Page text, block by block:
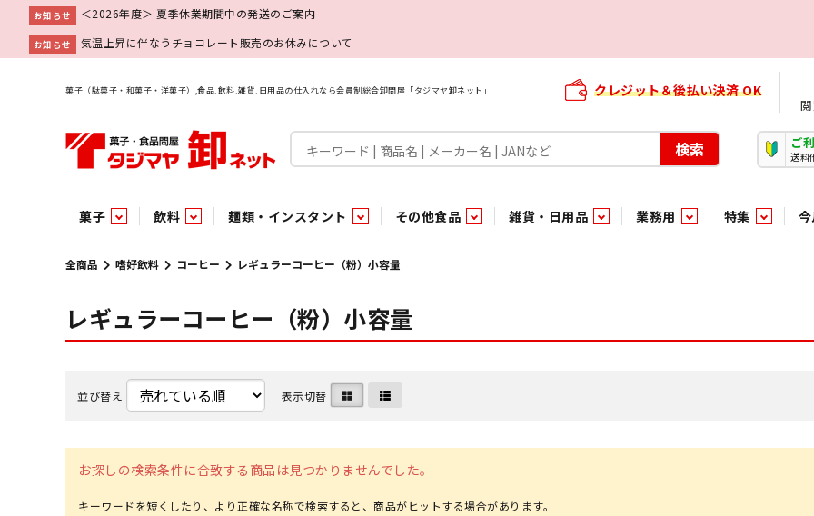
お知らせ ＜2026年度＞ 夏季休業期間中の発送のご案内
お知らせ 気温上昇に伴なうチョコレート販売のお休みについて
菓子（駄菓子・和菓子・洋菓子）,食品.飲料.雑貨.日用品の仕入れなら会員制総合卸問屋「タジマヤ卸ネット」 クレジット＆後払い決済 OK
検索 ご
送料
菓子
菓子 パン・生菓子
チョコレート 袋チョコ ポケット ガム 飴・キャンディ
焼き菓子
半生菓子 ポリドリンク／ゼリー 豆菓子 珍味 吊下げ専用品 輸入品 駄菓子 その他菓子
飲料
飲料水 嗜好飲料 チルド飲料・デザート
炭酸飲料 濃縮・乳酸・乳飲料 コーヒー飲料 紅茶・ココア飲料
ミキサー飲料
医薬部外品 低アルコール飲料 その他飲料水
麺類・インスタント
麺類 インスタント
乾麺 即席麺 袋 即席麺 カップ パスタ パスタソース
その他食品
調味料 ビン・缶詰 乾物 嗜好食品 パン・生菓子
砂糖 甘味料 塩 味噌 醤油 つゆ たれ
みりん風調味料
香辛料
雑貨・日用品
雑貨 ペット関連 業務用非食品
洗剤 ヘアケア スキンケア 浴用剤 口中衛生用品
トイレ用品
洗濯用品 小物家具 傘・袋物 履き物 家庭消耗雑貨 軽衣料 台所用品 清掃用品 電気関
業務用
業務用 業務用非食品
めん類・缶詰・びん詰・惣菜・乾物・その他（業務用）
特集
特集
駄菓子特集 切って使える！つり下げ４連・5連菓子
当たり・占い付きのラッキーお菓子
タジマヤ オリジナル商品（PB） おすすめ・イチオシ商品
今月の特売
調味料 インスタント ビン・缶詰 麺類 乾物
青果
ペット関連 雑貨 業務用非食品 業務用 チルド飲料・デザート 和日配 日配調理加工品
新商品
調味料 インスタント ビン・缶詰 麺類 乾物
青果
ペット関連 雑貨 業務用非食品 業務用 チルド飲料・デザート 和日配 日配調理加工品
あ行 か行 さ行 た行 な行 は行
あ う え お
全商品 嗜好飲料 コーヒー レギュラーコーヒー（粉）小容量
レギュラーコーヒー（粉）小容量
並び替え 表示切替
お探しの検索条件に合致する商品は見つかりませんでした。
キーワードを短くしたり、より正確な名称で検索すると、商品がヒットする場合があります。